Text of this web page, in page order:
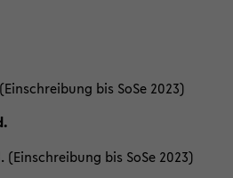
bis SoSe 2023)
bis SoSe 2023)